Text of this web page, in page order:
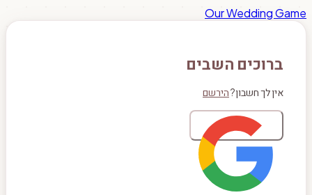
Our Wedding Game
ברוכים השבים
אין לך חשבון?הירשם